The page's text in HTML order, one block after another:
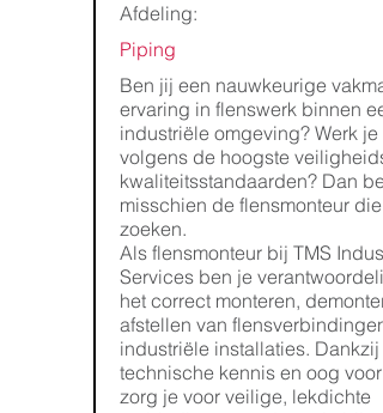
Afdeling:
Piping
Ben jij een nauwkeurige
ervaring in flenswerk binnen
industriële omgeving? Werk je
volgens de hoogste
kwaliteitsstandaarden? Dan
misschien de flensmonteur die
zoeken.
Als flensmonteur bij TMS
Services ben je
het correct monteren,
afstellen van flensverbindingen
industriële installaties. Dankzij
technische kennis en oog voor
zorg je voor veilige, lekdichte